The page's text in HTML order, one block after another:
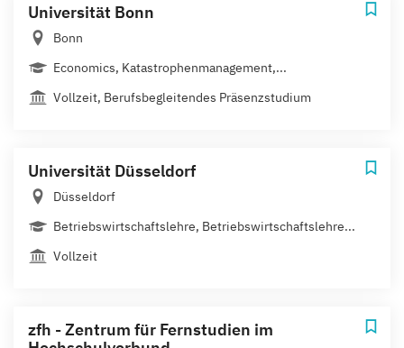
Universität Bonn
Bonn
Economics, Katastrophenmanagement,...
Vollzeit, Berufsbegleitendes Präsenzstudium
Universität Düsseldorf
Düsseldorf
Betriebswirtschaftslehre, Betriebswirtschaftslehre...
Vollzeit
zfh - Zentrum für Fernstudien im